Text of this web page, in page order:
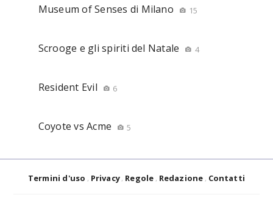
Museum of Senses di Milano 15
Scrooge e gli spiriti del Natale 4
Resident Evil 6
Coyote vs Acme 5
Termini d'uso Privacy Regole Redazione Contatti